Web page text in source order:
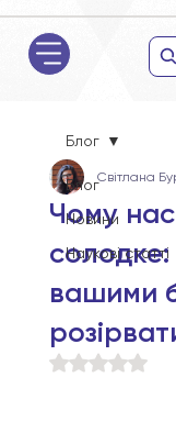
Блог
Новини
Наукові статті
Блог
Чому нас
солодке:
вашими
Світлана
Оцінка: